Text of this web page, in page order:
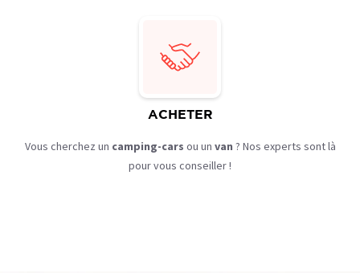
ACHETER
Vous cherchez un camping-cars ou un van ? Nos experts sont là
pour vous conseiller !